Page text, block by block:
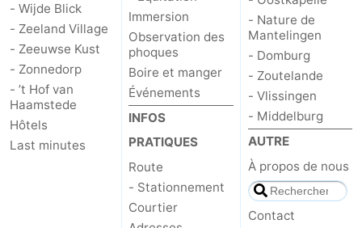
- Wijde Blick
- Zeeland Village
- Zeeuwse Kust
- Zonnedorp
- ’t Hof van
Haamstede
Hôtels
Last minutes
Immersion
Observation des
phoques
Boire et manger
Événements
INFOS
PRATIQUES
Route
- Stationnement
Courtier
- Nature de
Mantelingen
- Domburg
- Zoutelande
- Vlissingen
- Middelburg
AUTRE
À propos de nous
Contact